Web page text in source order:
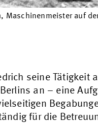
Maschinenmeister auf
seine Tätigkeit
an – eine
für die